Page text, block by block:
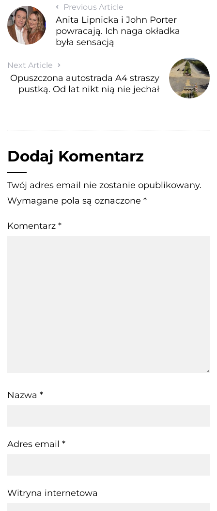
Previous Article
Anita Lipnicka i John Porter
powracają. Ich naga okładka
była sensacją
Next Article
Opuszczona autostrada A4 straszy
pustką. Od lat nikt nią nie jechał
Dodaj Komentarz
Twój adres email nie zostanie opublikowany.
Wymagane pola są oznaczone *
Komentarz *
Nazwa *
Adres email *
Witryna internetowa